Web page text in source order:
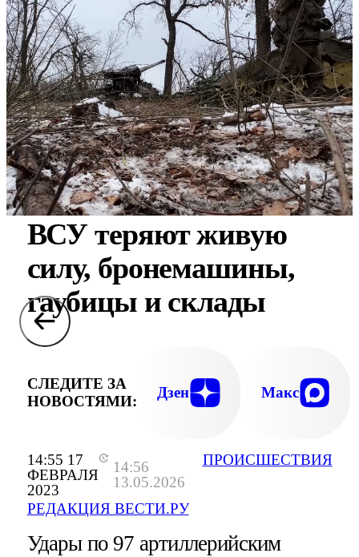
14:55 17
ФЕВРАЛЯ
2023
14:56
13.05.2026
РЕДАКЦИЯ ВЕСТИ.РУ
ПРОИСШЕСТВИЯ
ВСУ теряют живую
силу, бронемашины,
гаубицы и склады
СЛЕДИТЕ ЗА
НОВОСТЯМИ:
Дзен Макс
Удары по 97 артиллерийским